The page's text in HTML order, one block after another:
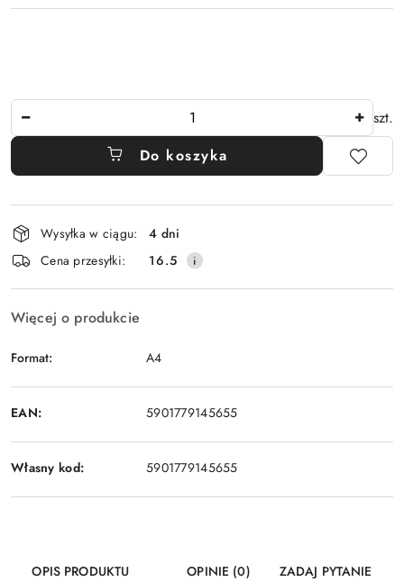
szt.
Do koszyka
Dostępność
i
dostawa
Wysyłka w ciągu:
4 dni
Cena przesyłki:
16.5
Więcej o produkcie
Format: A4
EAN: 5901779145655
Własny kod: 5901779145655
OPIS PRODUKTU OPINIE (0) ZADAJ PYTANIE